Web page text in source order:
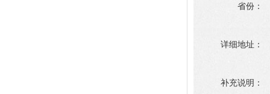
省份：
详细地址：
补充说明：